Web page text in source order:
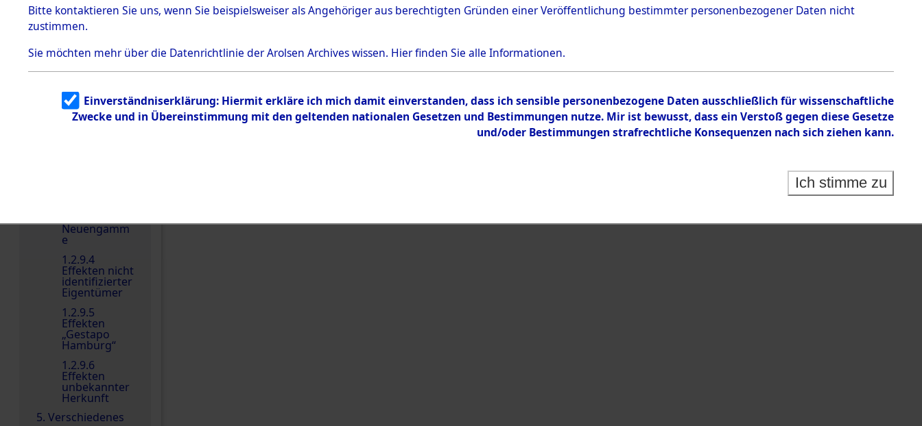
1.2.9.1
Effekten aus
Dachau
e
1.2.9.2
Effekten aus
Neuengamm
e
1.2.9.4
Effekten nicht
identifizierter
Eigentümer
1.2.9.5
Effekten
„Gestapo
Hamburg“
1.2.9.6
Effekten
unbekannter
Herkunft
5. Verschiedenes
Person JAKUBCZYK, ZYGMUNT
Bestand
Bitte kontaktieren Sie uns, wenn Sie beispielsweiser als Angehöriger aus berechtigten Gründen einer Veröffentlichung bestimmter personenbezogener Daten nicht
zustimmen.
Sie möchten mehr über die Datenrichtlinie der Arolsen Archives wissen. Hierfinden Sie alle Informationen.
Einverständniserklärung: Hiermit erkläre ich mich damit einverstanden, dass ich sensible personenbezogene Daten ausschließlich für wissenschaftliche
Zwecke und in Übereinstimmung mit den geltenden nationalen Gesetzen und Bestimmungen nutze. Mir ist bewusst, dass ein Verstoß gegen diese Gesetze
und/oder Bestimmungen strafrechtliche Konsequenzen nach sich ziehen kann.
Ich stimme zu